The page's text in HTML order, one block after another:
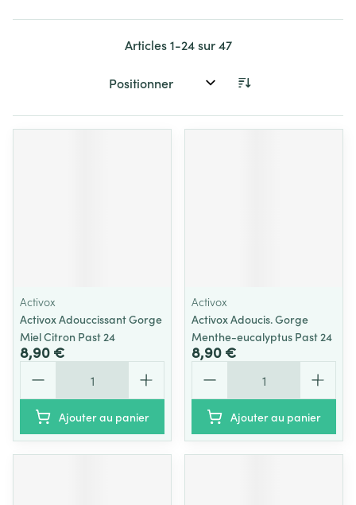
Articles1-24sur47
Trier par:
Activox
Activox Adouccissant Gorge
Miel Citron Past 24
8,90 €
Ajouter au panier
Activox
Activox Adoucis. Gorge
Menthe-eucalyptus Past 24
8,90 €
Ajouter au panier